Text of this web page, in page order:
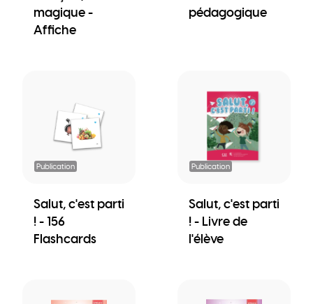
magique -
Affiche
pédagogique
Publication
Salut, c'est parti
! - 156
Flashcards
Publication
Salut, c'est parti
! - Livre de
l'élève